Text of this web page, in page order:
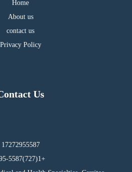
Home
About us
contact us
Privacy Policy
Us
17272955587
5587(727)1+